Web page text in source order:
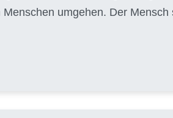
umgehen. Der